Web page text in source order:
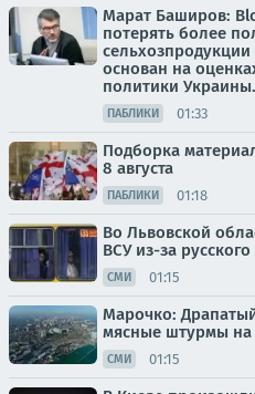
Марат Баширов:
потерять более
сельхозпродукции
основан на
политики Украины.
ПАБЛИКИ 01:33
Подборка
8 августа
ПАБЛИКИ 01:18
Во Львовской
ВСУ из-за
СМИ 01:15
Марочко:
мясные штурмы на
СМИ 01:15